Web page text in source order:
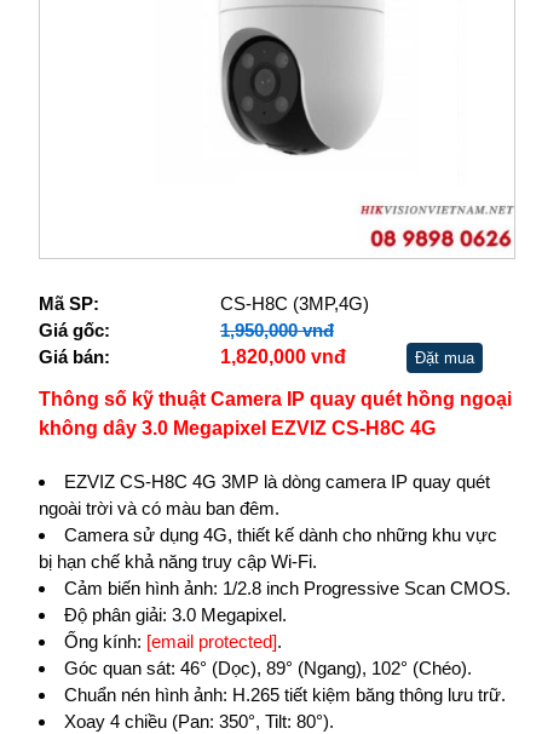
Mã SP:
CS-H8C (3MP,4G)
Giá gốc:
1,950,000 vnđ
Giá bán:
1,820,000 vnđ Đặt mua
Thông số kỹ thuật Camera IP quay quét hồng ngoại
không dây 3.0 Megapixel EZVIZ CS-H8C 4G
EZVIZ CS-H8C 4G 3MP là dòng camera IP quay quét
ngoài trời và có màu ban đêm.
Camera sử dụng 4G, thiết kế dành cho những khu vực
bị hạn chế khả năng truy cập Wi-Fi.
Cảm biến hình ảnh: 1/2.8 inch Progressive Scan CMOS.
Độ phân giải: 3.0 Megapixel.
Ống kính: [email protected].
Góc quan sát: 46° (Dọc), 89° (Ngang), 102° (Chéo).
Chuẩn nén hình ảnh: H.265 tiết kiệm băng thông lưu trữ.
Xoay 4 chiều (Pan: 350°, Tilt: 80°).